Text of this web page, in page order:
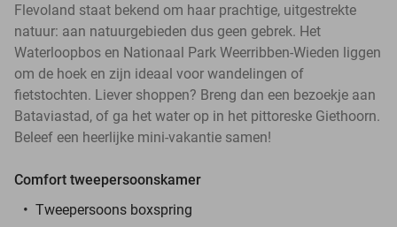
Flevoland staat bekend om haar prachtige, uitgestrekte
natuur: aan natuurgebieden dus geen gebrek. Het
Waterloopbos en Nationaal Park Weerribben-Wieden liggen
om de hoek en zijn ideaal voor wandelingen of
fietstochten. Liever shoppen? Breng dan een bezoekje aan
Bataviastad, of ga het water op in het pittoreske Giethoorn.
Beleef een heerlijke mini-vakantie samen!
Comfort tweepersoonskamer
Tweepersoons boxspring